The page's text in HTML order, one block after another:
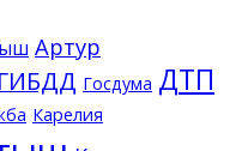
Артур
ГИБДД Госдума ДТП
Карелия